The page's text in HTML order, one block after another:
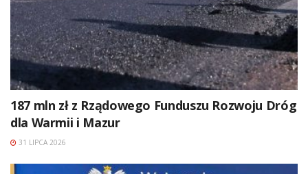
187 mln zł z Rządowego Funduszu Rozwoju Dróg
dla Warmii i Mazur
31 LIPCA 2026